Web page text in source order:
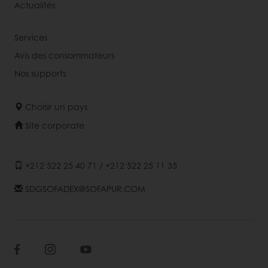
Actualités
Services
Avis des consommateurs
Nos supports
Choisir un pays
Site corporate
+212 522 25 40 71 / +212 522 25 11 35
SDGSOFADEX@SOFAPUR.COM